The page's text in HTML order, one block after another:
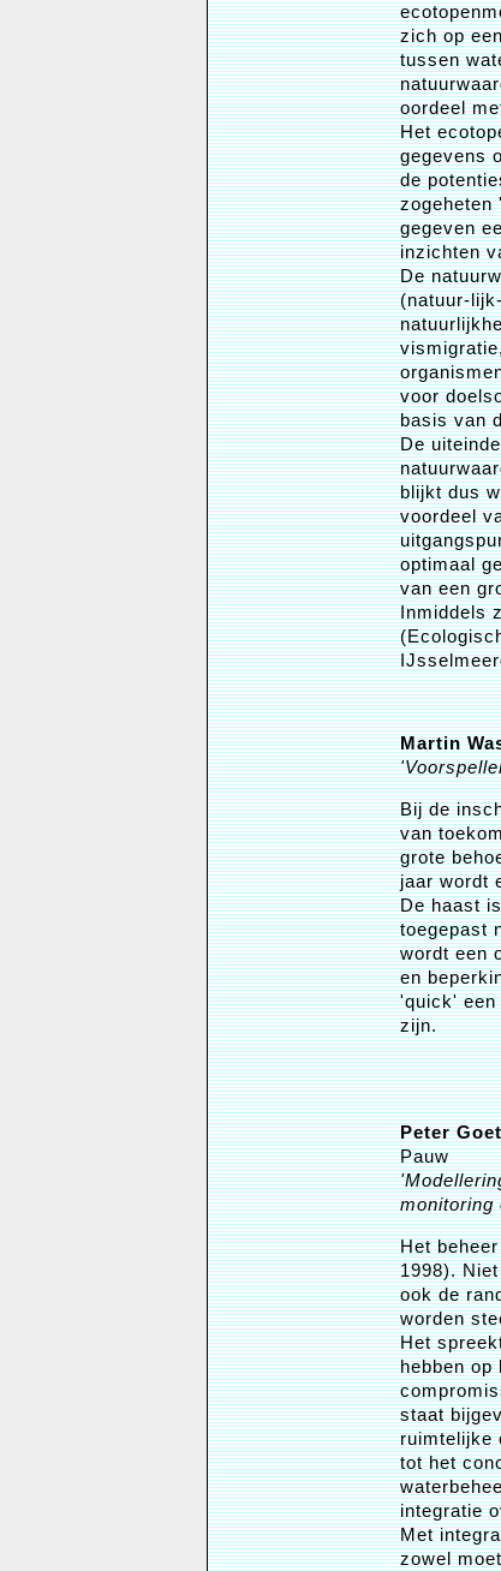
zich op
tussen
oordeel
Het
gegevens
de
zogeheten
gegeven
inzichten
De
(natuur-
voor
basis van
De
blijkt dus
voordeel
optimaal
van een
Inmiddels
Martin
Bij de
van
grote
jaar wordt
De haast
toegepast
wordt een
en
'quick'
zijn.
Peter
Pauw
monitoring
Het
1998).
ook de
worden
Het
hebben op
staat
ruimtelijke
tot het
integratie
Met
zowel